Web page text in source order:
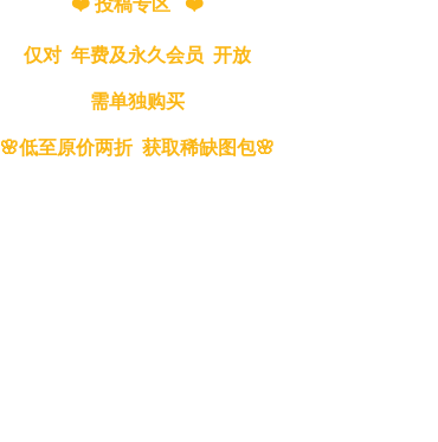
❤️ 投稿专区 ❤️
仅对 年费及永久会员 开放
需单独购买
🌸低至原价两折 获取稀缺图包🌸